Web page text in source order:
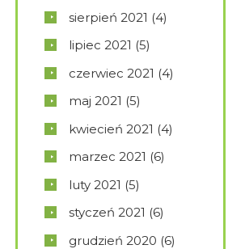
sierpień 2021 (4)
lipiec 2021 (5)
czerwiec 2021 (4)
maj 2021 (5)
kwiecień 2021 (4)
marzec 2021 (6)
luty 2021 (5)
styczeń 2021 (6)
grudzień 2020 (6)